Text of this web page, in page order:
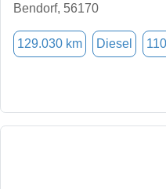
Bendorf, 56170
129.030 km Diesel